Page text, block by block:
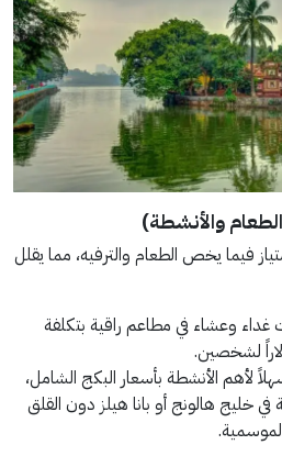
والأنشطة)
فيما يخص الطعام والترفيه، مما يقلل
غداء وعشاء في مطاعم راقية بتكلفة
لأهم الأنشطة بأسعار البكج الشامل،
خليج هالونج أو بانا هيلز دون القلق